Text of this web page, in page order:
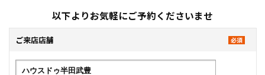
以下よりお気軽にご予約くださいませ
ご来店店舗